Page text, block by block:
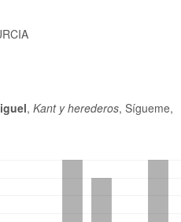
,Kant y herederos, Sígueme,